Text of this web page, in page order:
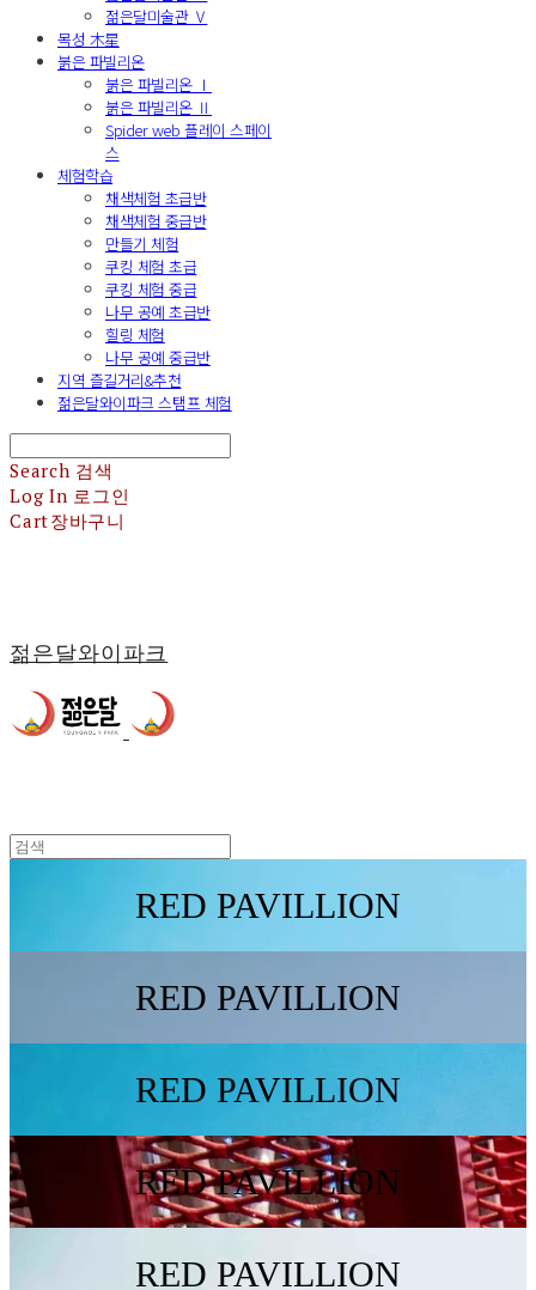
젊은달미술관 Ⅴ
목성 木星
붉은 파빌리온
붉은 파빌리온 Ⅰ
붉은 파빌리온 Ⅱ
Spider web 플레이 스페이
스
체험학습
채색체험 초급반
채색체험 중급반
만들기 체험
쿠킹 체험 초급
쿠킹 체험 중급
나무 공예 초급반
힐링 체험
나무 공예 중급반
지역 즐길거리&추천
젊은달와이파크 스탬프 체험
Search 검색
Log In 로그인
Cart장바구니
젊은달와이파크
RED PAVILLION
RED PAVILLION
RED PAVILLION
RED PAVILLION
RED PAVILLION